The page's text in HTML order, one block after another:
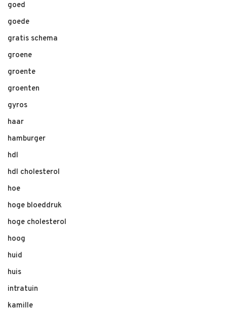
goed
goede
gratis schema
groene
groente
groenten
gyros
haar
hamburger
hdl
hdl cholesterol
hoe
hoge bloeddruk
hoge cholesterol
hoog
huid
huis
intratuin
kamille